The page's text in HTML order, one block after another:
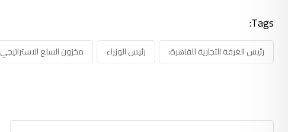
Tags:
رئيس الغرفة التجارية للقاهرة: رئيس الوزراء مخزون السلع الاستراتيجي